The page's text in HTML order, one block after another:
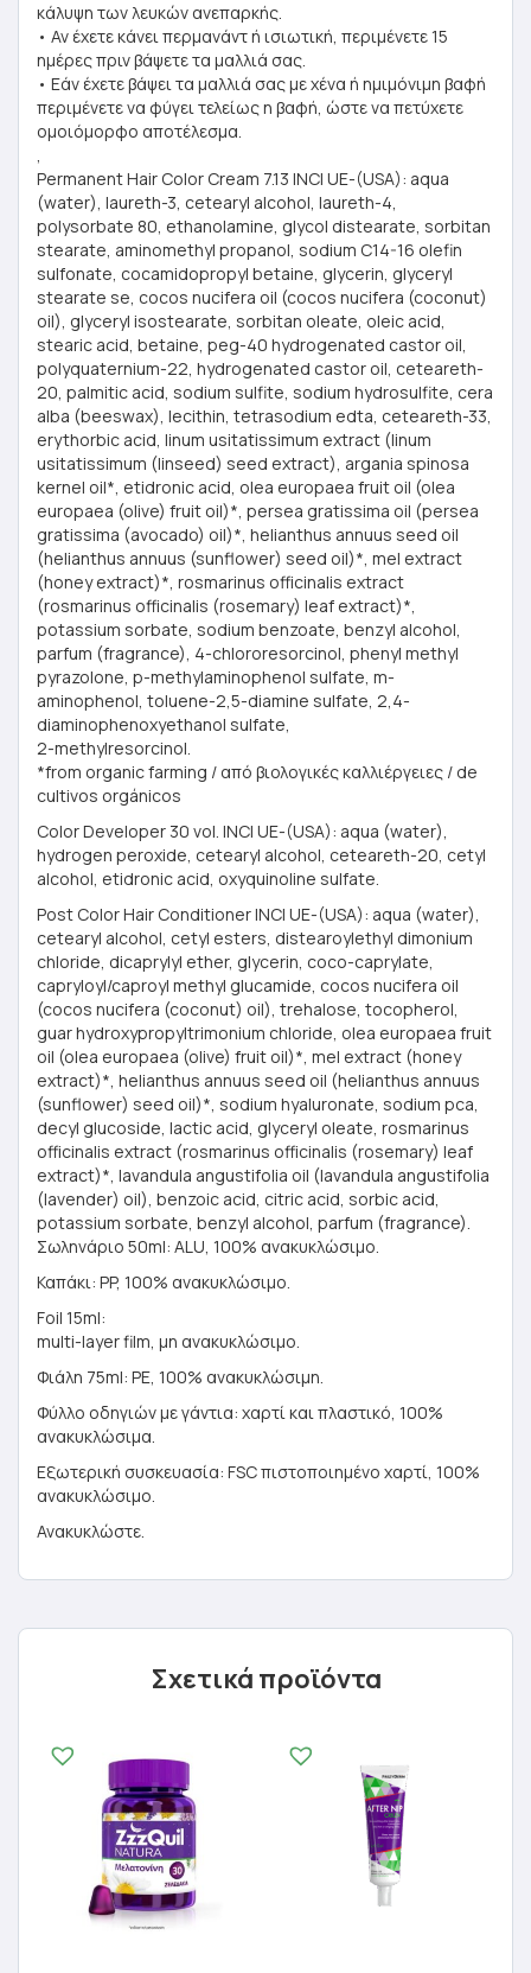
κάλυψη των λευκών ανεπαρκής.
• Αν έχετε κάνει περμανάντ ή ισιωτική, περιμένετε 15
ημέρες πριν βάψετε τα μαλλιά σας.
• Εάν έχετε βάψει τα μαλλιά σας με χένα ή ημιμόνιμη βαφή
περιμένετε να φύγει τελείως η βαφή, ώστε να πετύχετε
ομοιόμορφο αποτέλεσμα.
,
Permanent Hair Color Cream 7.13 INCI UE-(USA): aqua
(water), laureth-3, cetearyl alcohol, laureth-4,
polysorbate 80, ethanolamine, glycol distearate, sorbitan
stearate, aminomethyl propanol, sodium C14-16 olefin
sulfonate, cocamidopropyl betaine, glycerin, glyceryl
stearate se, cocos nucifera oil (cocos nucifera (coconut)
oil), glyceryl isostearate, sorbitan oleate, oleic acid,
stearic acid, betaine, peg-40 hydrogenated castor oil,
polyquaternium-22, hydrogenated castor oil, ceteareth-
20, palmitic acid, sodium sulfite, sodium hydrosulfite, cera
alba (beeswax), lecithin, tetrasodium edta, ceteareth-33,
erythorbic acid, linum usitatissimum extract (linum
usitatissimum (linseed) seed extract), argania spinosa
kernel oil*, etidronic acid, olea europaea fruit oil (olea
europaea (olive) fruit oil)*, persea gratissima oil (persea
gratissima (avocado) oil)*, helianthus annuus seed oil
(helianthus annuus (sunflower) seed oil)*, mel extract
(honey extract)*, rosmarinus officinalis extract
(rosmarinus officinalis (rosemary) leaf extract)*,
potassium sorbate, sodium benzoate, benzyl alcohol,
parfum (fragrance), 4-chlororesorcinol, phenyl methyl
pyrazolone, p-methylaminophenol sulfate, m-
aminophenol, toluene-2,5-diamine sulfate, 2,4-
diaminophenoxyethanol sulfate,
2-methylresorcinol.
*from organic farming / από βιολογικές καλλιέργειες / de
cultivos orgánicos
Color Developer 30 vol. INCI UE-(USA): aqua (water),
hydrogen peroxide, cetearyl alcohol, ceteareth-20, cetyl
alcohol, etidronic acid, oxyquinoline sulfate.
Post Color Hair Conditioner INCI UE-(USA): aqua (water),
cetearyl alcohol, cetyl esters, distearoylethyl dimonium
chloride, dicaprylyl ether, glycerin, coco-caprylate,
capryloyl/caproyl methyl glucamide, cocos nucifera oil
(cocos nucifera (coconut) oil), trehalose, tocopherol,
guar hydroxypropyltrimonium chloride, olea europaea fruit
oil (olea europaea (olive) fruit oil)*, mel extract (honey
extract)*, helianthus annuus seed oil (helianthus annuus
(sunflower) seed oil)*, sodium hyaluronate, sodium pca,
decyl glucoside, lactic acid, glyceryl oleate, rosmarinus
officinalis extract (rosmarinus officinalis (rosemary) leaf
extract)*, lavandula angustifolia oil (lavandula angustifolia
(lavender) oil), benzoic acid, citric acid, sorbic acid,
potassium sorbate, benzyl alcohol, parfum (fragrance).
Σωληνάριο 50ml: ALU, 100% ανακυκλώσιμο.
Καπάκι: PP, 100% ανακυκλώσιμο.
Foil 15ml:
multi-layer film, μη ανακυκλώσιμο.
Φιάλη 75ml: PE, 100% ανακυκλώσιμη.
Φύλλο οδηγιών με γάντια: χαρτί και πλαστικό, 100%
ανακυκλώσιμα.
Εξωτερική συσκευασία: FSC πιστοποιημένο χαρτί, 100%
ανακυκλώσιμο.
Ανακυκλώστε.
Σχετικά προϊόντα